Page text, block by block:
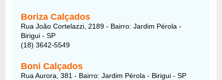
Boriza Calçados
Rua João Cortelazzi, 2189 - Bairro: Jardim Pérola -
Birigui - SP
(18) 3642-5549
Boni Calçados
Rua Aurora, 381 - Bairro: Jardim Pérola - Birigui - SP